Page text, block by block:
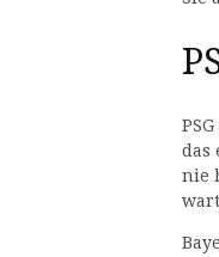
das
nie